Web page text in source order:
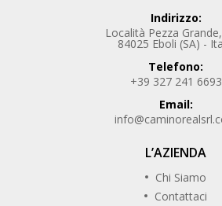
Indirizzo:
Località Pezza
84025 Eboli (SA) -
Telefono:
+39 327 241 6693
Email:
L’AZIENDA
Chi Siamo
Contattaci